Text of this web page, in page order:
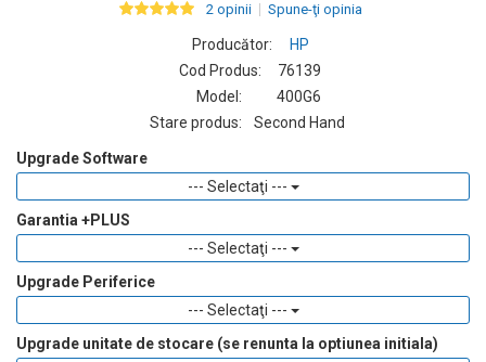
2 opinii Spune-ţi opinia
Producător:
HP
Cod Produs:
76139
Model:
400G6
Stare produs:
Second Hand
Upgrade Software
--- Selectaţi ---
Garantia +PLUS
--- Selectaţi ---
Upgrade Periferice
--- Selectaţi ---
Upgrade unitate de stocare (se renunta la optiunea initiala)